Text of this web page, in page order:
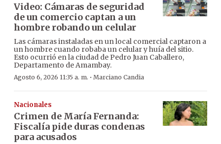
Video: Cámaras de seguridad
de un comercio captan a un
hombre robando un celular
Las cámaras instaladas en un local comercial captaron a
un hombre cuando robaba un celular y huía del sitio.
Esto ocurrió en la ciudad de Pedro Juan Caballero,
Departamento de Amambay.
Agosto 6, 2026 11:35 a. m. · Marciano Candia
Nacionales
Crimen de María Fernanda:
Fiscalía pide duras condenas
para acusados